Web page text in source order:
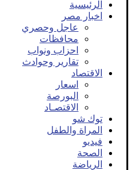
الرئيسية
اخبار مصر
عاجل وحصري
محافظات
احزاب ونواب
تقارير وحوادث
الاقتصاد
اسعار
البورصة
الاقتصـاد
توك شو
المراة والطفل
فيديو
الصحة
الرياضة